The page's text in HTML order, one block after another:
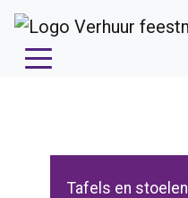
Tafels en stoelen